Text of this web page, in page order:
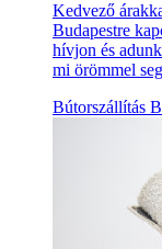
Kedvező
Budapestre
hívjon és
mi örömmel
Bútorszállítás